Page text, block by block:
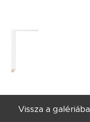
Vissza a galériába